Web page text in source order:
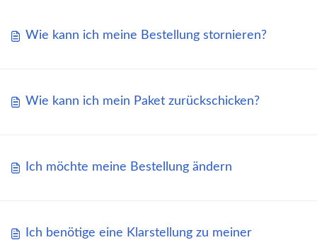
Wie kann ich meine Bestellung stornieren?
Wie kann ich mein Paket zurückschicken?
Ich möchte meine Bestellung ändern
Ich benötige eine Klarstellung zu meiner